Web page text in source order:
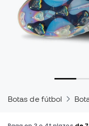
Botas de fútbol